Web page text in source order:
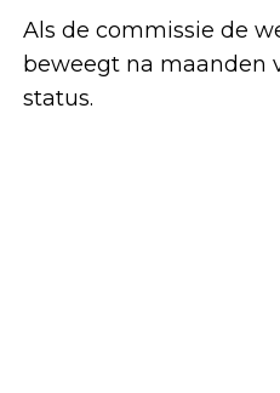
Als de commissie de
beweegt na maanden
status.